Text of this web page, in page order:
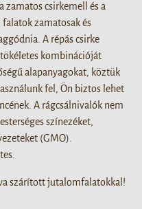
zamatos csirkemell és a
zamatosak és
A répás csirke
tökéletes kombinációját
alapanyagokat, köztük
fel, Ön biztos lehet
A rágcsálnivalók nem
színezéket,
(GMO).
szárított jutalomfalatokkal!